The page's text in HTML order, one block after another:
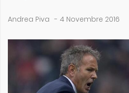
Andrea Piva - 4 Novembre 2016